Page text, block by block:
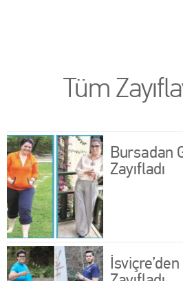
Tüm
Bursadan
Zayıfladı